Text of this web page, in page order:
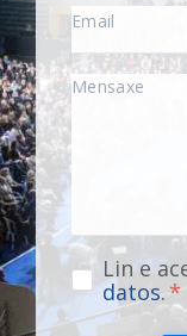
Lin e
datos.